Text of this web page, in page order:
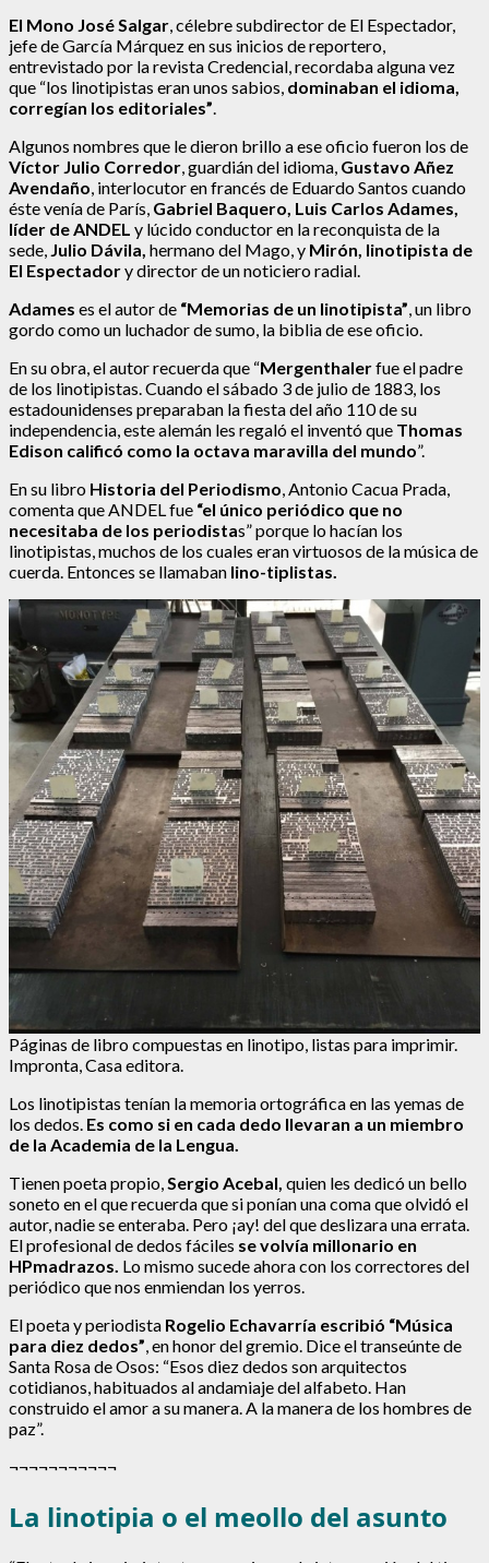
El Mono José Salgar, célebre subdirector de El Espectador,
jefe de García Márquez en sus inicios de reportero,
entrevistado por la revista Credencial, recordaba alguna vez
que “los linotipistas eran unos sabios, dominaban el idioma,
corregían los editoriales”.
Algunos nombres que le dieron brillo a ese oficio fueron los de
Víctor Julio Corredor, guardián del idioma, Gustavo Añez
Avendaño, interlocutor en francés de Eduardo Santos cuando
éste venía de París, Gabriel Baquero, Luis Carlos Adames,
líder de ANDEL y lúcido conductor en la reconquista de la
sede, Julio Dávila, hermano del Mago, y Mirón, linotipista de
El Espectadory director de un noticiero radial.
Adames es el autor de “Memorias de un linotipista”, un libro
gordo como un luchador de sumo, la biblia de ese oficio.
En su obra, el autor recuerda que “Mergenthalerfue el padre
de los linotipistas. Cuando el sábado 3 de julio de 1883, los
estadounidenses preparaban la fiesta del año 110 de su
independencia, este alemán les regaló el inventó que Thomas
Edison calificó como la octava maravilla del mundo”.
En su libro Historia del Periodismo, Antonio Cacua Prada,
comenta que ANDEL fue “el único periódico que no
necesitaba de los periodistas” porque lo hacían los
linotipistas, muchos de los cuales eran virtuosos de la música de
cuerda. Entonces se llamaban lino-tiplistas.
Páginas de libro compuestas en linotipo, listas para imprimir.
Impronta, Casa editora.
Los linotipistas tenían la memoria ortográfica en las yemas de
los dedos. Es como si en cada dedo llevaran a un miembro
de la Academia de la Lengua.
Tienen poeta propio,Sergio Acebal, quien les dedicó un bello
soneto en el que recuerda que si ponían una coma que olvidó el
autor, nadie se enteraba. Pero ¡ay! del que deslizara una errata.
El profesional de dedos fáciles se volvía millonario en
HPmadrazos. Lo mismo sucede ahora con los correctores del
periódico que nos enmiendan los yerros.
El poeta y periodista Rogelio Echavarría escribió “Música
para diez dedos”, en honor del gremio. Dice el transeúnte de
Santa Rosa de Osos: “Esos diez dedos son arquitectos
cotidianos, habituados al andamiaje del alfabeto. Han
construido el amor a su manera. A la manera de los hombres de
paz”.
¬¬¬¬¬¬¬¬¬¬¬
La linotipia o el meollo del asunto